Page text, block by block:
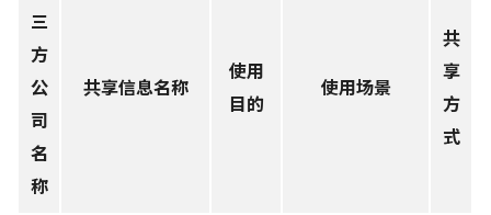
三
方
公
司
名
称
共享信息名称
使用
目的
使用场景
共
享
方
式